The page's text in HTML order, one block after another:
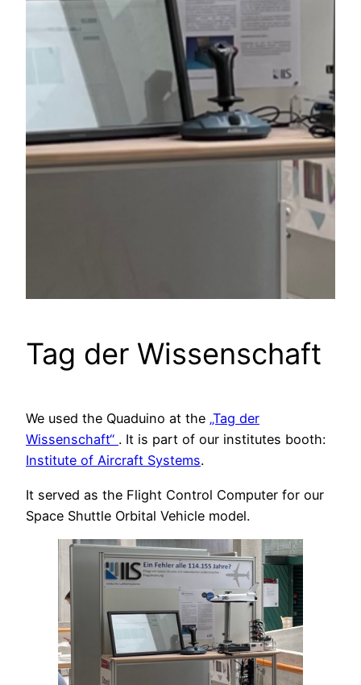
Tag der Wissenschaft
We used the Quaduino at the „Tag der
Wissenschaft“ . It is part of our institutes booth:
Institute of Aircraft Systems.
It served as the Flight Control Computer for our
Space Shuttle Orbital Vehicle model.